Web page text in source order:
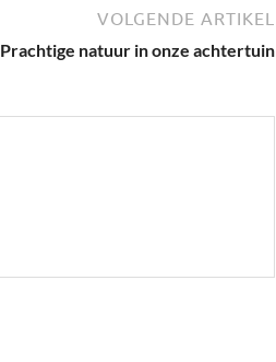
VOLGENDE ARTIKEL
Prachtige natuur in onze achtertuin